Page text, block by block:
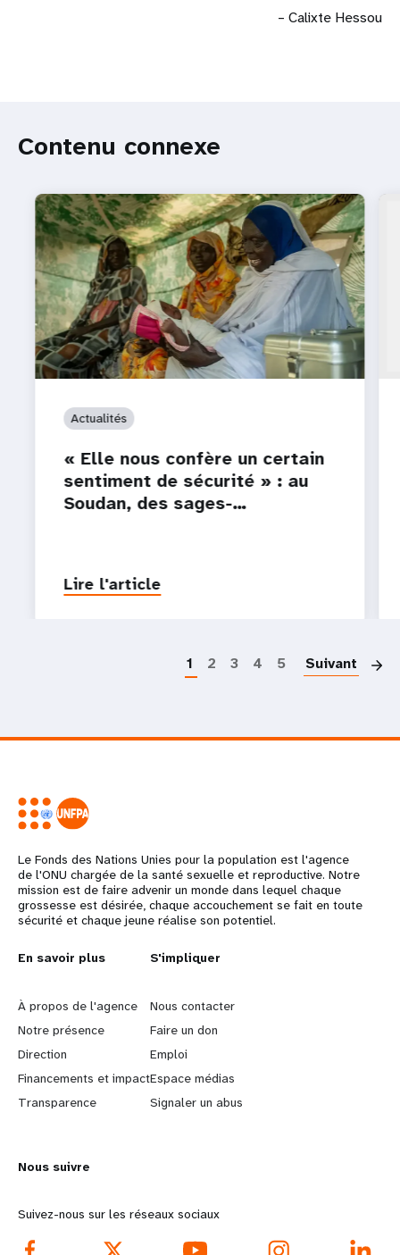
– Calixte Hessou
Contenu connexe
Actualités
« Elle nous confère un certain
sentiment de sécurité » : au
Soudan, des sages-…
Lire l'article
1 2 3 4 5 Suivant
Le Fonds des Nations Unies pour la population est l'agence
de l'ONU chargée de la santé sexuelle et reproductive. Notre
mission est de faire advenir un monde dans lequel chaque
grossesse est désirée, chaque accouchement se fait en toute
sécurité et chaque jeune réalise son potentiel.
L
e
a
r
n
o
r
En savoir plus
À propos de l'agence
Notre présence
Direction
Financements et impact
Transparence
G
o
b
e
y
d
S'impliquer
Nous contacter
Faire un don
Emploi
Espace médias
Signaler un abus
Nous suivre
Suivez-nous sur les réseaux sociaux